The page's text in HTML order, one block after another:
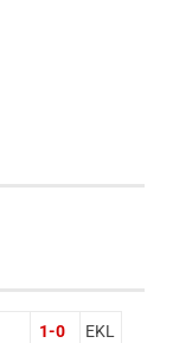
1-0 EKL